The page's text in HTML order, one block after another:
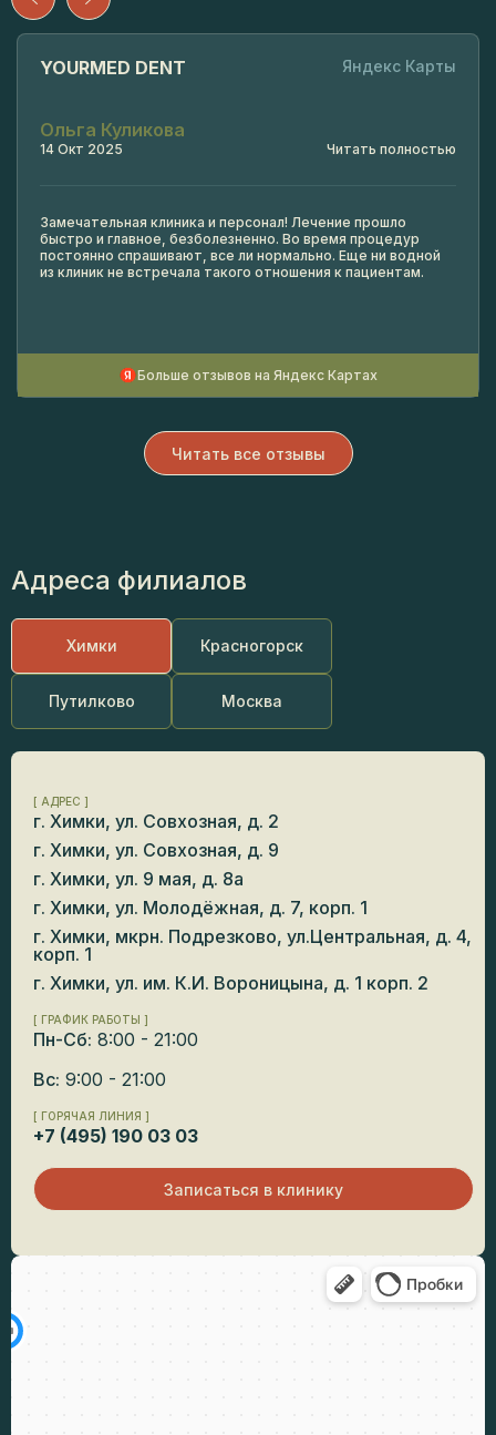
YOURMED DENT Яндекс Карты
Ольга Куликова
14 Окт 2025 Читать полностью
Замечательная клиника и персонал! Лечение прошло
быстро и главное, безболезненно. Во время процедур
постоянно спрашивают, все ли нормально. Еще ни водной
из клиник не встречала такого отношения к пациентам.
Больше отзывов на Яндекс Картах
Читать все отзывы
Адреса филиалов
Химки Красногорск
Путилково Москва
[ АДРЕС ]
г. Химки, ул. Совхозная, д. 2
г. Химки, ул. Совхозная, д. 9
г. Химки, ул. 9 мая, д. 8а
г. Химки, ул. Молодёжная, д. 7, корп. 1
г. Химки, мкрн. Подрезково, ул.Центральная, д. 4,
корп. 1
г. Химки, ул. им. К.И. Вороницына, д. 1 корп. 2
[ ГРАФИК РАБОТЫ ]
Пн-Сб: 8:00 - 21:00
Вс: 9:00 - 21:00
[ ГОРЯЧАЯ ЛИНИЯ ]
+7 (495) 190 03 03
Записаться в клинику